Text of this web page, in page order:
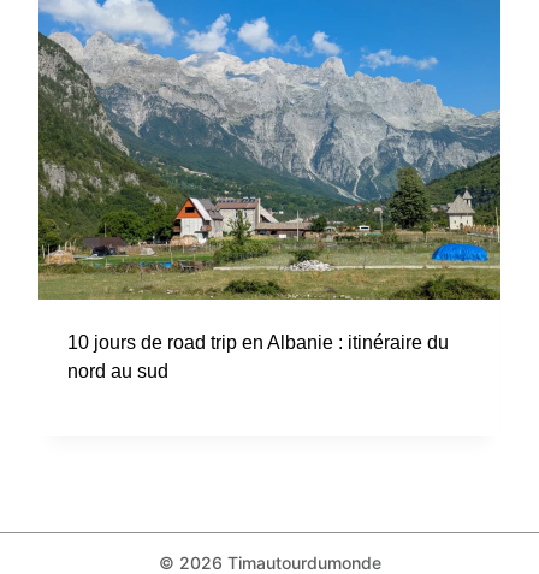
10 jours de road trip en Albanie : itinéraire du
nord au sud
© 2026 Timautourdumonde